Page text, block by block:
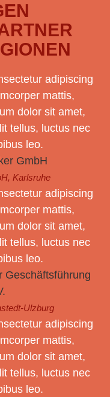
adipiscing
mattis,
dolor sit amet,
tellus, luctus nec
leo.
Karlsruhe
adipiscing
mattis,
dolor sit amet,
tellus, luctus nec
leo.
Ulzburg
adipiscing
mattis,
dolor sit amet,
tellus, luctus nec
leo.